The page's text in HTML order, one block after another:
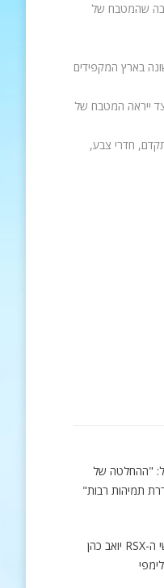
שהמטבח של
בארץ המקפידים
ייראה המטבח של
שטח של כ-10,000 מ"ר והוא כולל מיכון מתקדם, חדרי צבע,
"ההחלטה של
תמיהות רבות"
גביע קסריה ע"ש איתי אמיר ז"ל: גולשי ה-RSX יואב כהן